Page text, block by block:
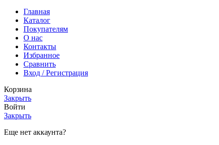
Главная
Каталог
Покупателям
О нас
Контакты
Избранное
Сравнить
Вход / Регистрация
Корзина
Закрыть
Войти
Закрыть
Еще нет аккаунта?